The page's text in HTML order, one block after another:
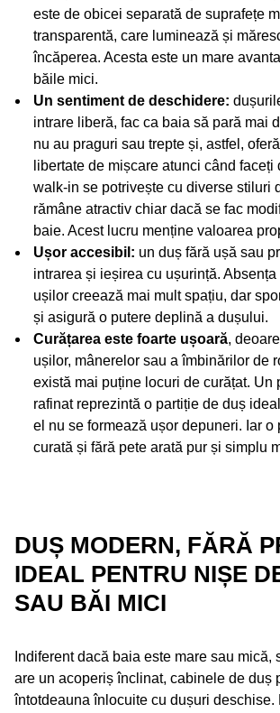
este de obicei separată de suprafețe
transparentă, care luminează și
încăperea. Acesta este un mare
băile mici.
Un sentiment de deschidere:
intrare liberă, fac ca baia să pară mai
nu au praguri sau trepte și, astfel,
libertate de mișcare atunci când
walk-in se potrivește cu diverse stiluri
rămâne atractiv chiar dacă se fac
baie. Acest lucru menține valoarea
Ușor accesibil: un duș fără ușă sau
intrarea și ieșirea cu ușurință.
ușilor creează mai mult spațiu, dar
și asigură o putere deplină a dușului.
Curățarea este foarte ușoară,
ușilor, mânerelor sau a îmbinărilor de
există mai puține locuri de curățat. Un
rafinat reprezintă o partiție de duș
el nu se formează ușor depuneri. Iar o
curată și fără pete arată pur și simplu
DUȘ MODERN, FĂRĂ
IDEAL PENTRU NIȘE
SAU BĂI MICI
Indiferent dacă baia este mare sau mică,
are un acoperiș înclinat, cabinele de duș
întotdeauna înlocuite cu dușuri deschise.